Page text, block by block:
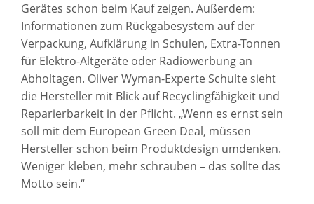
Gerätes schon beim Kauf zeigen. Außerdem:
Informationen zum Rückgabesystem auf der
Verpackung, Aufklärung in Schulen, Extra-Tonnen
für Elektro-Altgeräte oder Radiowerbung an
Abholtagen. Oliver Wyman-Experte Schulte sieht
die Hersteller mit Blick auf Recyclingfähigkeit und
Reparierbarkeit in der Pflicht. „Wenn es ernst sein
soll mit dem European Green Deal, müssen
Hersteller schon beim Produktdesign umdenken.
Weniger kleben, mehr schrauben – das sollte das
Motto sein.“